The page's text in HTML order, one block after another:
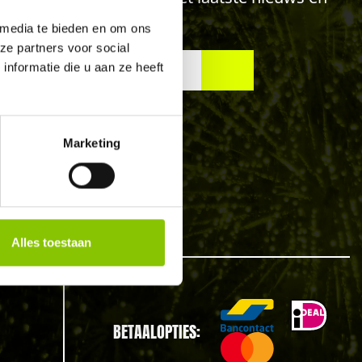
te bieden en om ons
partners voor social
die u aan ze heeft
Marketing
Alles toestaan
in Terheijden
in Bavel
in Belcrum
in Princehage
BETAALOPTIES: